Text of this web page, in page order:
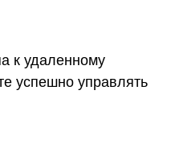
к удаленному
успешно управлять